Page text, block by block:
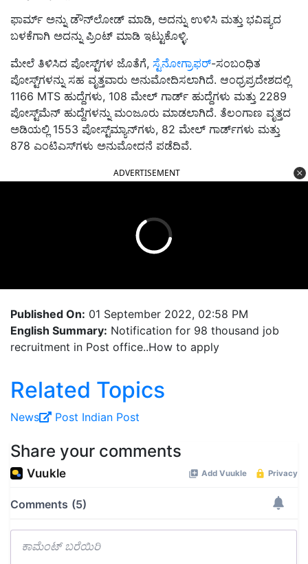
ಫಾರ್ಮ್ ಅನ್ನು ಡೌನ್‌ಲೋಡ್ ಮಾಡಿ, ಅದನ್ನು ಉಳಿಸಿ ಮತ್ತು ಭವಿಷ್ಯದ
ಬಳಕೆಗಾಗಿ ಅದನ್ನು ಪ್ರಿಂಟ್‌ ಮಾಡಿ ಇಟ್ಟುಕೊಳ್ಳಿ.
ಮೇಲೆ ತಿಳಿಸಿದ ಪೋಸ್ಟ್‌ಗಳ ಜೊತೆಗೆ, ಸ್ಟೆನೋಗ್ರಾಫರ್-ಸಂಬಂಧಿತ
ಪೋಸ್ಟ್‌ಗಳನ್ನು ಸಹ ವೃತ್ತವಾರು ಅನುಮೋದಿಸಲಾಗಿದೆ. ಆಂಧ್ರಪ್ರದೇಶದಲ್ಲಿ
1166 MTS ಹುದ್ದೆಗಳು, 108 ಮೇಲ್ ಗಾರ್ಡ್ ಹುದ್ದೆಗಳು ಮತ್ತು 2289
ಪೋಸ್ಟ್‌ಮೆನ್ ಹುದ್ದೆಗಳನ್ನು ಮಂಜೂರು ಮಾಡಲಾಗಿದೆ. ತೆಲಂಗಾಣ ವೃತ್ತದ
ಅಡಿಯಲ್ಲಿ 1553 ಪೋಸ್ಟ್‌ಮ್ಯಾನ್‌ಗಳು, 82 ಮೇಲ್ ಗಾರ್ಡ್‌ಗಳು ಮತ್ತು
878 ಎಂಟಿಎಸ್‌ಗಳು ಅನುಮೋದನೆ ಪಡೆದಿವೆ.
ADVERTISEMENT
Published On: 01 September 2022, 02:58 PM
English Summary: Notification for 98 thousand job
recruitment in Post office..How to apply
Related Topics
News Post Indian Post
Share your comments